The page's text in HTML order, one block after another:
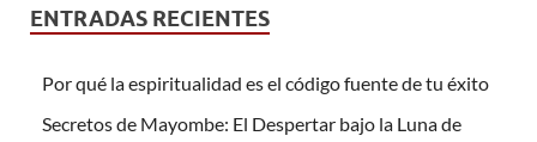
ENTRADAS RECIENTES
Por qué la espiritualidad es el código fuente de tu éxito
Secretos de Mayombe: El Despertar bajo la Luna de